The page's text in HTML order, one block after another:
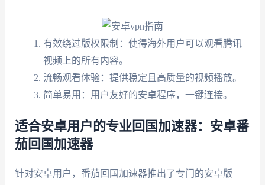
有效绕过版权限制：使得海外用户可以观看腾讯
视频上的所有内容。
流畅观看体验：提供稳定且高质量的视频播放。
简单易用：用户友好的安卓程序，一键连接。
适合安卓用户的专业回国加速器：安卓番
茄回国加速器
针对安卓用户，番茄回国加速器推出了专门的安卓版